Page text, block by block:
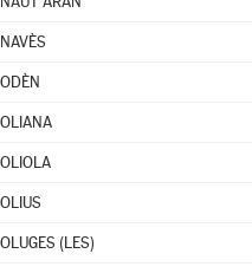
NAVÈS
ODÈN
OLIANA
OLIOLA
OLIUS
OLUGES (LES)